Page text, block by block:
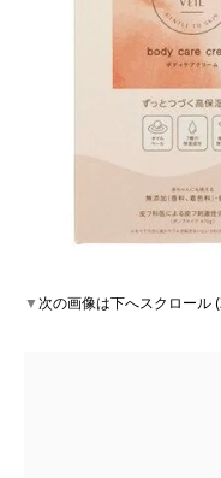
▼次の画像は下へスクロール